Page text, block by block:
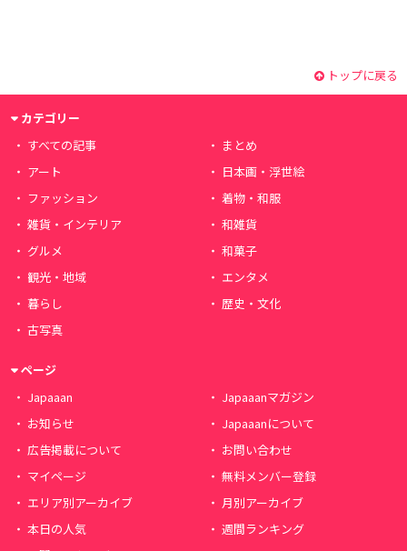
トップに戻る
カテゴリー
すべての記事
まとめ
アート
日本画・浮世絵
ファッション
着物・和服
雑貨・インテリア
和雑貨
グルメ
和菓子
観光・地域
エンタメ
暮らし
歴史・文化
古写真
ページ
Japaaan
Japaaanマガジン
お知らせ
Japaaanについて
広告掲載について
お問い合わせ
マイページ
無料メンバー登録
エリア別アーカイブ
月別アーカイブ
本日の人気
週間ランキング